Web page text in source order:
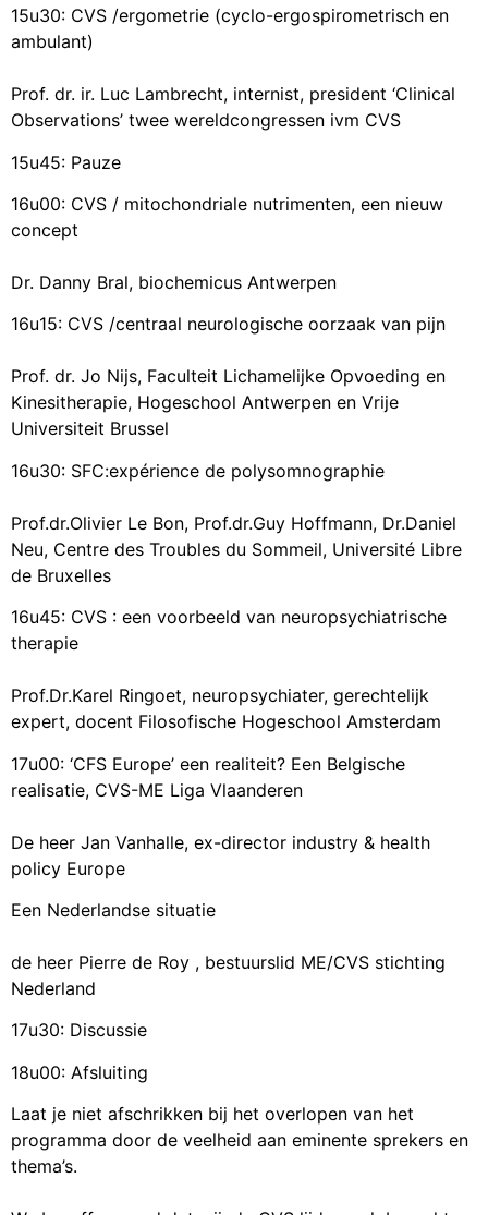
15u30: CVS /ergometrie (cyclo-ergospirometrisch en
ambulant)
Prof. dr. ir. Luc Lambrecht, internist, president ‘Clinical
Observations’ twee wereldcongressen ivm CVS
15u45: Pauze
16u00: CVS / mitochondriale nutrimenten, een nieuw
concept
Dr. Danny Bral, biochemicus Antwerpen
16u15: CVS /centraal neurologische oorzaak van pijn
Prof. dr. Jo Nijs, Faculteit Lichamelijke Opvoeding en
Kinesitherapie, Hogeschool Antwerpen en Vrije
Universiteit Brussel
16u30: SFC:expérience de polysomnographie
Prof.dr.Olivier Le Bon, Prof.dr.Guy Hoffmann, Dr.Daniel
Neu, Centre des Troubles du Sommeil, Université Libre
de Bruxelles
16u45: CVS : een voorbeeld van neuropsychiatrische
therapie
Prof.Dr.Karel Ringoet, neuropsychiater, gerechtelijk
expert, docent Filosofische Hogeschool Amsterdam
17u00: ‘CFS Europe’ een realiteit? Een Belgische
realisatie, CVS-ME Liga Vlaanderen
De heer Jan Vanhalle, ex-director industry & health
policy Europe
Een Nederlandse situatie
de heer Pierre de Roy , bestuurslid ME/CVS stichting
Nederland
17u30: Discussie
18u00: Afsluiting
Laat je niet afschrikken bij het overlopen van het
programma door de veelheid aan eminente sprekers en
thema’s.